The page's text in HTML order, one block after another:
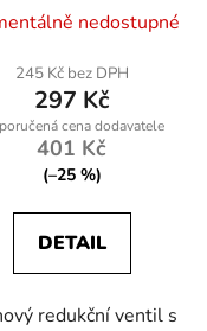
nedostupné
245 Kč bez DPH
297 Kč
401 Kč
(–25 %)
DETAIL
redukční ventil s